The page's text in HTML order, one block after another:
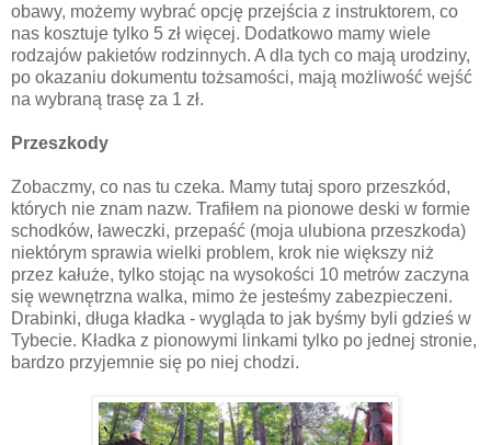
obawy, możemy wybrać opcję przejścia z instruktorem, co
nas kosztuje tylko 5 zł więcej. Dodatkowo mamy wiele
rodzajów pakietów rodzinnych. A dla tych co mają urodziny,
po okazaniu dokumentu tożsamości, mają możliwość wejść
na wybraną trasę za 1 zł.
Przeszkody
Zobaczmy, co nas tu czeka. Mamy tutaj sporo przeszkód,
których nie znam nazw. Trafiłem na pionowe deski w formie
schodków, ławeczki, przepaść (moja ulubiona przeszkoda)
niektórym sprawia wielki problem, krok nie większy niż
przez kałuże, tylko stojąc na wysokości 10 metrów zaczyna
się wewnętrzna walka, mimo że jesteśmy zabezpieczeni.
Drabinki, długa kładka - wygląda to jak byśmy byli gdzieś w
Tybecie. Kładka z pionowymi linkami tylko po jednej stronie,
bardzo przyjemnie się po niej chodzi.